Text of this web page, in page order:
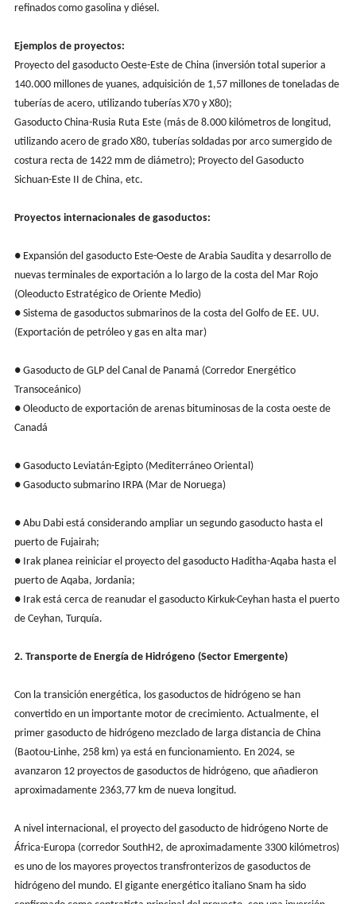
refinados como gasolina y diésel.
Ejemplos de proyectos:
Proyecto del gasoducto Oeste-Este de China (inversión total superior a
140.000 millones de yuanes, adquisición de 1,57 millones de toneladas de
tuberías de acero, utilizando tuberías X70 y X80);
Gasoducto China-Rusia Ruta Este (más de 8.000 kilómetros de longitud,
utilizando acero de grado X80, tuberías soldadas por arco sumergido de
costura recta de 1422 mm de diámetro); Proyecto del Gasoducto
Sichuan-Este II de China, etc.
Proyectos internacionales de gasoductos:
● Expansión del gasoducto Este-Oeste de Arabia Saudita y desarrollo de
nuevas terminales de exportación a lo largo de la costa del Mar Rojo
(Oleoducto Estratégico de Oriente Medio)
● Sistema de gasoductos submarinos de la costa del Golfo de EE. UU.
(Exportación de petróleo y gas en alta mar)
● Gasoducto de GLP del Canal de Panamá (Corredor Energético
Transoceánico)
● Oleoducto de exportación de arenas bituminosas de la costa oeste de
Canadá
● Gasoducto Leviatán-Egipto (Mediterráneo Oriental)
● Gasoducto submarino IRPA (Mar de Noruega)
● Abu Dabi está considerando ampliar un segundo gasoducto hasta el
puerto de Fujairah;
● Irak planea reiniciar el proyecto del gasoducto Haditha-Aqaba hasta el
puerto de Aqaba, Jordania;
● Irak está cerca de reanudar el gasoducto Kirkuk-Ceyhan hasta el puerto
de Ceyhan, Turquía.
2. Transporte de Energía de Hidrógeno (Sector Emergente)
Con la transición energética, los gasoductos de hidrógeno se han
convertido en un importante motor de crecimiento. Actualmente, el
primer gasoducto de hidrógeno mezclado de larga distancia de China
(Baotou-Linhe, 258 km) ya está en funcionamiento. En 2024, se
avanzaron 12 proyectos de gasoductos de hidrógeno, que añadieron
aproximadamente 2363,77 km de nueva longitud.
A nivel internacional, el proyecto del gasoducto de hidrógeno Norte de
África-Europa (corredor SouthH2, de aproximadamente 3300 kilómetros)
es uno de los mayores proyectos transfronterizos de gasoductos de
hidrógeno del mundo. El gigante energético italiano Snam ha sido